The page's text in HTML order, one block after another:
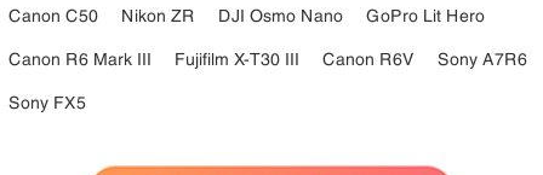
Canon C50
Nikon ZR DJI Osmo Nano
GoPro Lit Hero
Canon R6 Mark III
Fujifilm X-T30 III Canon R6V
Sony A7R6
Sony FX5